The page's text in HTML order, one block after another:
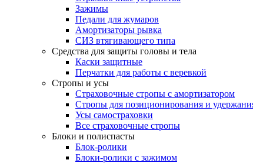
Зажимы
Педали для жумаров
Амортизаторы рывка
СИЗ втягивающего типа
Средства для защиты головы и тела
Каски защитные
Перчатки для работы с веревкой
Стропы и усы
Страховочные стропы с амортизатором
Стропы для позиционирования и
Усы самостраховки
Все страховочные стропы
Блоки и полиспасты
Блок-ролики
Блоки-ролики с зажимом